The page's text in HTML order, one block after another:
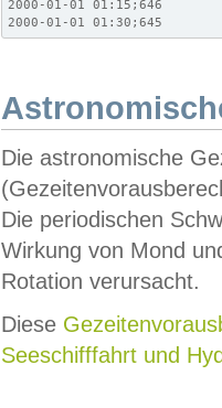
2000-01-01 01:15;646
2000-01-01 01:30;645
Die astronomische
Die periodischen
Wirkung von Mond
Rotation verursacht.
Diese
Seeschifffahrt und